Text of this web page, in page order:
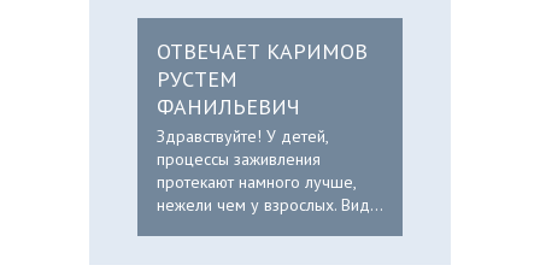
ОТВЕЧАЕТ КАРИМОВ
РУСТЕМ
ФАНИЛЬЕВИЧ
Здравствуйте! У детей,
процессы заживления
протекают намного лучше,
нежели чем у взрослых. Вид...